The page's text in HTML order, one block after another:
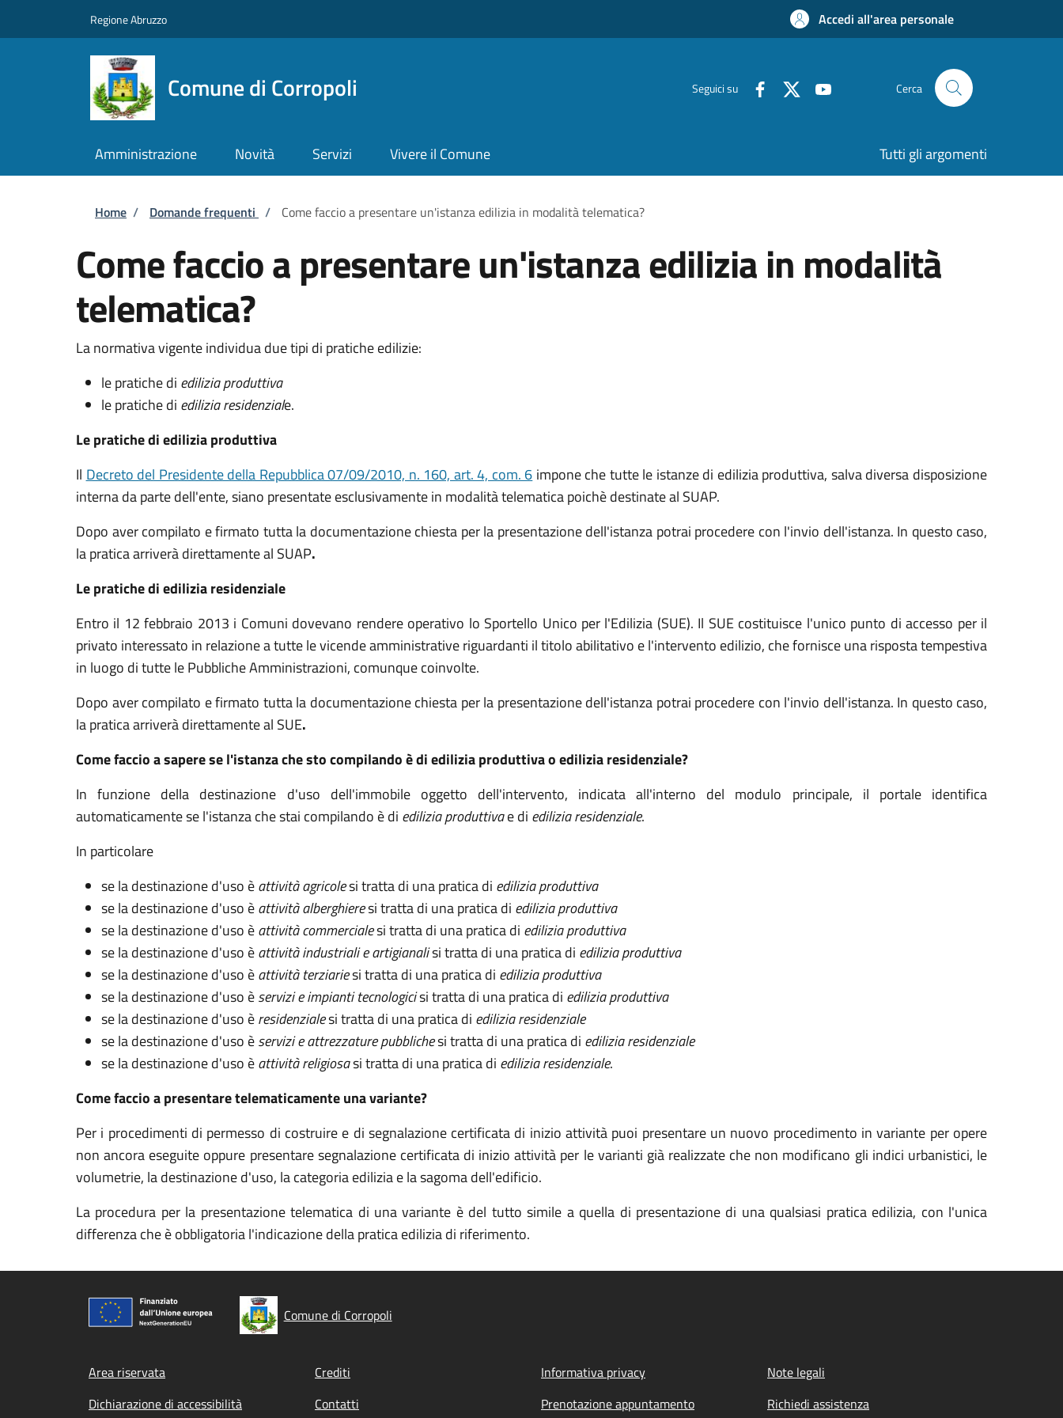
Regione Abruzzo Accedi all'area personale
Comune di Corropoli Seguici su Cerca
Amministrazione Novità Servizi Vivere il Comune Tutti gli argomenti
Briciole di pane
Home / Domande frequenti / Come faccio a presentare un'istanza edilizia in modalità telematica?
Come faccio a presentare un'istanza edilizia in modalità
telematica?
La normativa vigente individua due tipi di pratiche edilizie:
le pratiche di edilizia produttiva
le pratiche di edilizia residenziale.
Le pratiche di edilizia produttiva
Il Decreto del Presidente della Repubblica 07/09/2010, n. 160, art. 4, com. 6 impone che tutte le istanze di edilizia produttiva, salva diversa disposizione
interna da parte dell'ente, siano presentate esclusivamente in modalità telematica poichè destinate al SUAP.
Dopo aver compilato e firmato tutta la documentazione chiesta per la presentazione dell'istanza potrai procedere con l'invio dell'istanza. In questo caso,
la pratica arriverà direttamente al SUAP.
Le pratiche di edilizia residenziale
Entro il 12 febbraio 2013 i Comuni dovevano rendere operativo lo Sportello Unico per l'Edilizia (SUE). Il SUE costituisce l'unico punto di accesso per il
privato interessato in relazione a tutte le vicende amministrative riguardanti il titolo abilitativo e l'intervento edilizio, che fornisce una risposta tempestiva
in luogo di tutte le Pubbliche Amministrazioni, comunque coinvolte.
Dopo aver compilato e firmato tutta la documentazione chiesta per la presentazione dell'istanza potrai procedere con l'invio dell'istanza. In questo caso,
la pratica arriverà direttamente al SUE.
Come faccio a sapere se l'istanza che sto compilando è di edilizia produttiva o edilizia residenziale?
In funzione della destinazione d'uso dell'immobile oggetto dell'intervento, indicata all'interno del modulo principale, il portale identifica
automaticamente se l'istanza che stai compilando è di edilizia produttivae di edilizia residenziale.
In particolare
se la destinazione d'uso èattività agricolesi tratta di una pratica di edilizia produttiva
se la destinazione d'uso èattività alberghieresi tratta di una pratica di edilizia produttiva
se la destinazione d'uso èattività commercialesi tratta di una pratica di edilizia produttiva
se la destinazione d'uso èattività industriali e artigianalisi tratta di una pratica di edilizia produttiva
se la destinazione d'uso èattività terziariesi tratta di una pratica di edilizia produttiva
se la destinazione d'uso èservizi e impianti tecnologicisi tratta di una pratica di edilizia produttiva
se la destinazione d'uso èresidenzialesi tratta di una pratica di edilizia residenziale
se la destinazione d'uso èservizi e attrezzature pubblichesi tratta di una pratica di edilizia residenziale
se la destinazione d'uso èattività religiosasi tratta di una pratica di edilizia residenziale.
Come faccio a presentare telematicamente una variante?
Per i procedimenti di permesso di costruire e di segnalazione certificata di inizio attività puoi presentare un nuovo procedimento in variante per opere
non ancora eseguite oppure presentare segnalazione certificata di inizio attività per le varianti già realizzate che non modificano gli indici urbanistici, le
volumetrie, la destinazione d'uso, la categoria edilizia e la sagoma dell'edificio.
La procedura per la presentazione telematica di una variante è del tutto simile a quella di presentazione di una qualsiasi pratica edilizia, con l'unica
differenza che è obbligatoria l'indicazione della pratica edilizia di riferimento.
Comune di Corropoli
Footer menu
Area riservata Crediti Informativa privacy
Note legali
Dichiarazione di accessibilità
Contatti Prenotazione appuntamento Richiedi assistenza